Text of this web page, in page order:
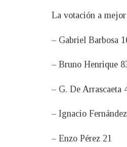
La votación a
– Gabriel Barbosa
– Bruno Henrique
– G. De Arrascaeta
– Ignacio
– Enzo Pérez 21